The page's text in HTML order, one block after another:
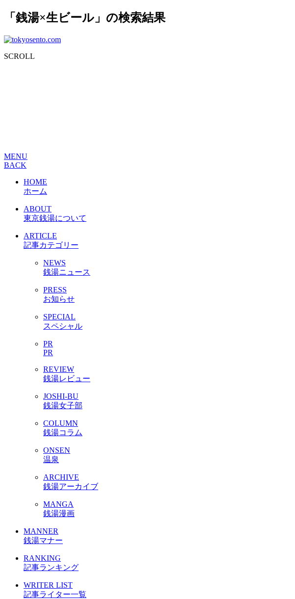
「銭湯×生ビール」の検索結果
SCROLL
MENU
BACK
HOME
ホーム
ABOUT
東京銭湯について
ARTICLE
記事カテゴリー
NEWS
銭湯ニュース
PRESS
お知らせ
SPECIAL
スペシャル
PR
PR
REVIEW
銭湯レビュー
JOSHI-BU
銭湯女子部
COLUMN
銭湯コラム
ONSEN
温泉
ARCHIVE
銭湯アーカイブ
MANGA
銭湯漫画
MANNER
銭湯マナー
RANKING
記事ランキング
WRITER LIST
記事ライター一覧